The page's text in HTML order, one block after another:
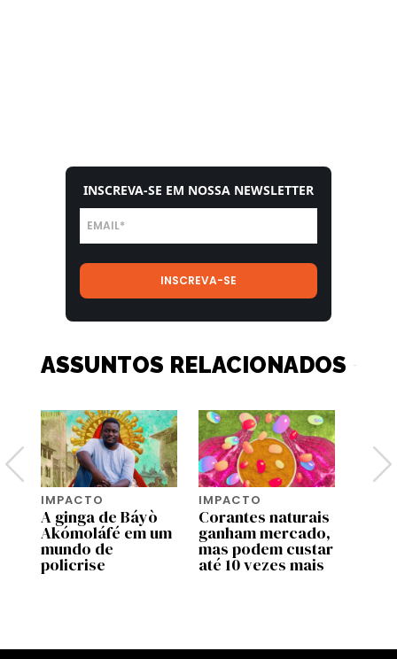
INSCREVA-SE EM NOSSA NEWSLETTER
ASSUNTOS RELACIONADOS
IMPACTO
A ginga de Báyò
Akómoláfé em um
mundo de
policrise
IMPACTO
Corantes naturais
ganham mercado,
mas podem custar
até 10 vezes mais